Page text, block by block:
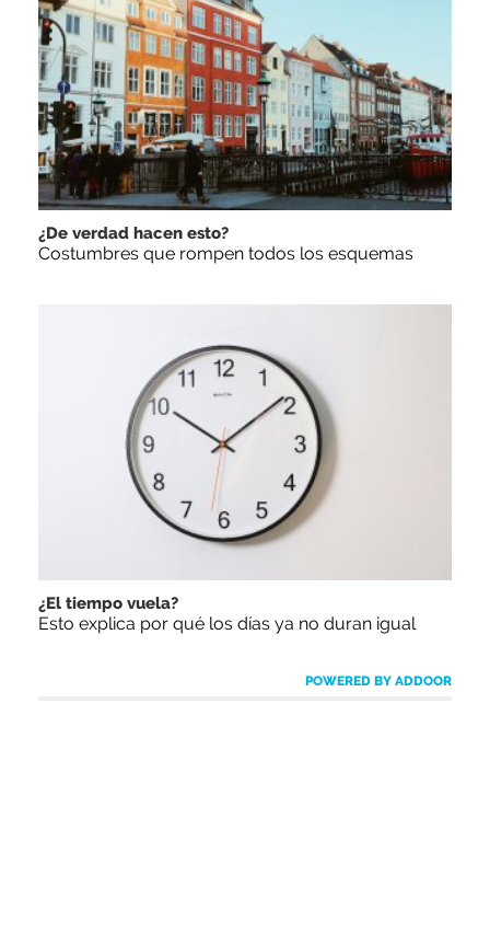
¿De verdad hacen esto?
Costumbres que rompen todos los esquemas
¿El tiempo vuela?
Esto explica por qué los días ya no duran igual
POWERED BY ADDOOR